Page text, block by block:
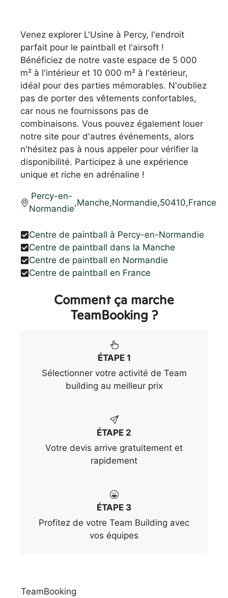
Venez explorer L'Usine à Percy, l'endroit
parfait pour le paintball et l'airsoft !
Bénéficiez de notre vaste espace de 5 000
m² à l'intérieur et 10 000 m² à l'extérieur,
idéal pour des parties mémorables. N'oubliez
pas de porter des vêtements confortables,
car nous ne fournissons pas de
combinaisons. Vous pouvez également louer
notre site pour d'autres événements, alors
n'hésitez pas à nous appeler pour vérifier la
disponibilité. Participez à une expérience
unique et riche en adrénaline !
Percy-en-
Normandie
,Manche,Normandie,50410,France
Centre de paintball à Percy-en-Normandie
Centre de paintball dans la Manche
Centre de paintball en Normandie
Centre de paintball en France
Comment ça marche
TeamBooking ?
ÉTAPE 1
Sélectionner votre activité de Team
building au meilleur prix
ÉTAPE 2
Votre devis arrive gratuitement et
rapidement
ÉTAPE 3
Profitez de votre Team Building avec
vos équipes
TeamBooking